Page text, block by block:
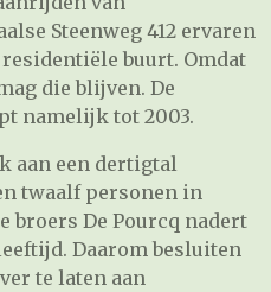
Steenweg 412 ervaren
buurt. Omdat
die blijven. De
namelijk tot 2003.
aan een dertigtal
twaalf personen in
broers De Pourcq nadert
Daarom besluiten
te laten aan